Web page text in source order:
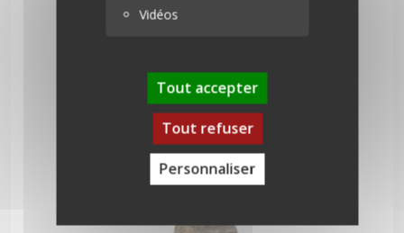
Vidéos
Tout accepter
Tout refuser
Personnaliser